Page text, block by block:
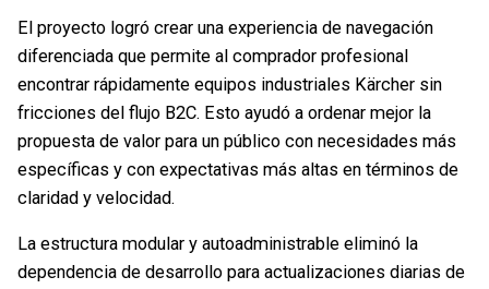
El proyecto logró crear una experiencia de navegación
diferenciada que permite al comprador profesional
encontrar rápidamente equipos industriales Kärcher sin
fricciones del flujo B2C. Esto ayudó a ordenar mejor la
propuesta de valor para un público con necesidades más
específicas y con expectativas más altas en términos de
claridad y velocidad.
La estructura modular y autoadministrable eliminó la
dependencia de desarrollo para actualizaciones diarias de